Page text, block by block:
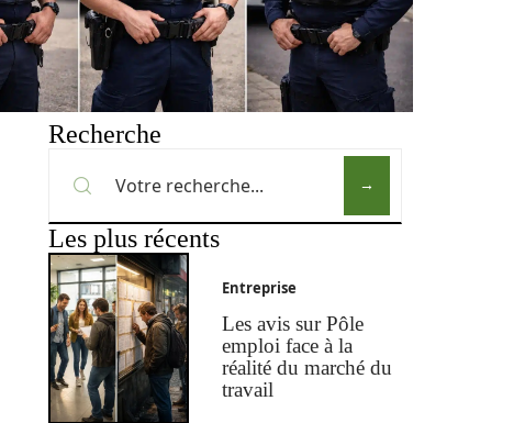
Recherche
Les plus récents
Entreprise
Les avis sur Pôle
emploi face à la
réalité du marché du
travail